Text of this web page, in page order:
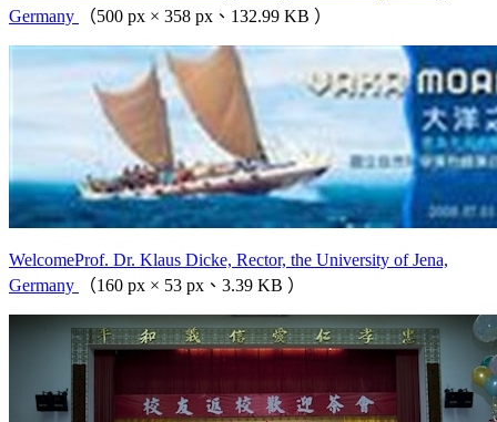
Germany
（500 px × 358 px、132.99 KB ）
WelcomeProf. Dr. Klaus Dicke, Rector, the University of Jena,
Germany
（160 px × 53 px、3.39 KB ）